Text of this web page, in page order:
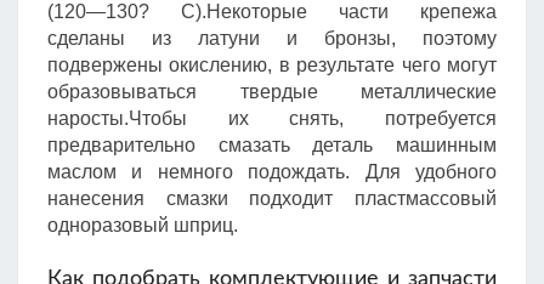
(120—130? С).Некоторые части крепежа
сделаны из латуни и бронзы, поэтому
подвержены окислению, в результате чего могут
образовываться твердые металлические
наросты.Чтобы их снять, потребуется
предварительно смазать деталь машинным
маслом и немного подождать. Для удобного
нанесения смазки подходит пластмассовый
одноразовый шприц.
Как подобрать комплектующие и запчасти